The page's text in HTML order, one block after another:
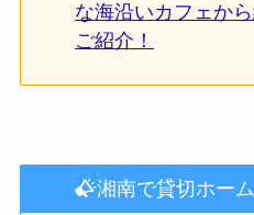
な海沿いカフェか
ご紹介！
湘南で貸切ホー